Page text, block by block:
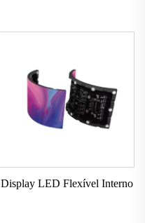
Display LED Flexível Interno